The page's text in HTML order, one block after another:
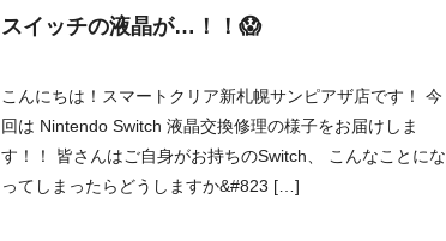
スイッチの液晶が…！！😱
こんにちは！スマートクリア新札幌サンピアザ店です！ 今
回は Nintendo Switch 液晶交換修理の様子をお届けしま
す！！ 皆さんはご自身がお持ちのSwitch、 こんなことにな
ってしまったらどうしますか&#823 […]